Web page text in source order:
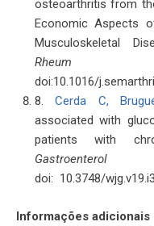
osteoarthritis from
Economic Aspects
Musculoskeletal
Rheum
doi:10.1016/
8.Cerda C,
associated with
patients with
Gastroenterol
doi: 10.3748/
Informações adicionais